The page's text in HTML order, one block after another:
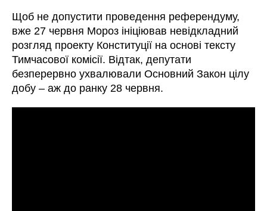
Щоб не допустити проведення референдуму,
вже 27 червня Мороз ініціював невідкладний
розгляд проекту Конституції на основі тексту
Тимчасової комісії. Відтак, депутати
безперервно ухвалювали Основний Закон цілу
добу – аж до ранку 28 червня.